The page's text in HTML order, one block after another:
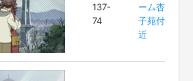
137-
74
ーム杏
子苑付
近